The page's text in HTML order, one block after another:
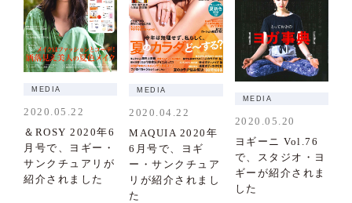
MEDIA
2020.05.22
＆ROSY 2020年6
月号で、ヨギー・
サンクチュアリが
紹介されました
MEDIA
2020.04.22
MAQUIA 2020年
6月号で、ヨギ
ー・サンクチュア
リが紹介されまし
た
MEDIA
2020.05.20
ヨギーニ Vol.76
で、スタジオ・ヨ
ギーが紹介されま
した